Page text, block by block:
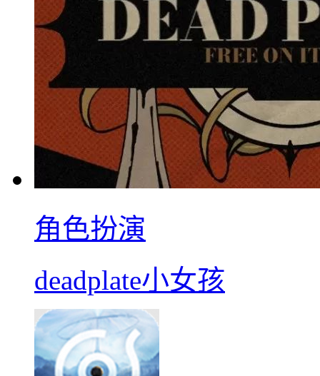
角色扮演
deadplate小女孩